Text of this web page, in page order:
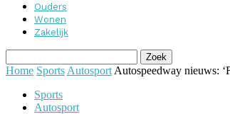
Ouders
Wonen
Zakelijk
Home Sports Autosport Autospeedway nieuws:
Sports
Autosport